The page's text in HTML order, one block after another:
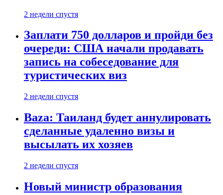
2 недели спустя
Заплати 750 долларов и пройди без
очереди: США начали продавать
запись на собеседование для
туристических виз
2 недели спустя
Baza: Таиланд будет аннулировать
сделанные удаленно визы и
высылать их хозяев
2 недели спустя
Новый министр образования